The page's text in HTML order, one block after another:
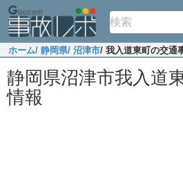
ホーム/ 静岡県/ 沼津市/ 我入道東町の交通
静岡県沼津市我入道
情報